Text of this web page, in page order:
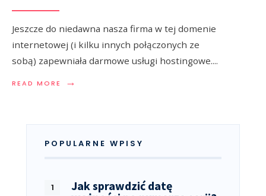
Jeszcze do niedawna nasza firma w tej domenie
internetowej (i kilku innych połączonych ze
sobą) zapewniała darmowe usługi hostingowe....
READ MORE →
POPULARNE WPISY
Jak sprawdzić datę